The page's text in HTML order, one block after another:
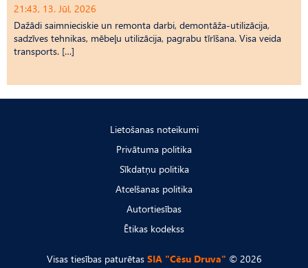
21:43, 13. Jūl, 2026
Dažādi saimnieciskie un remonta darbi, demontāža-utilizācija,
sadzīves tehnikas, mēbeļu utilizācija, pagrabu tīrīšana. Visa veida
transports. […]
Lietošanas noteikumi
Privātuma politika
Sīkdatņu politika
Atcelšanas politika
Autortiesības
Ētikas kodekss
Visas tiesības paturētas SIA "Cēsu Druva" © 2026